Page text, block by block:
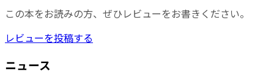
この本をお読みの方、ぜひレビューをお書きください。
レビューを投稿する
ニュース